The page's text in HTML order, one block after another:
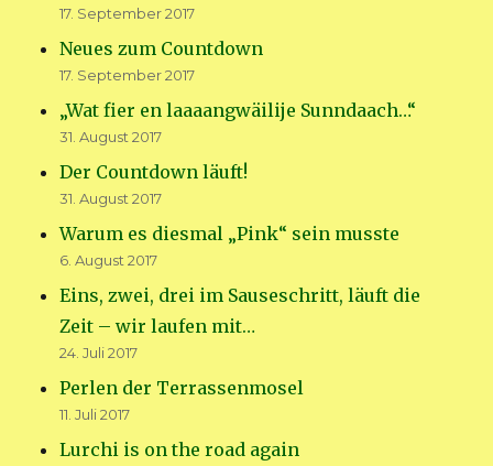
17. September 2017
Neues zum Countdown
17. September 2017
„Wat fier en laaaangwäilije Sunndaach…“
31. August 2017
Der Countdown läuft!
31. August 2017
Warum es diesmal „Pink“ sein musste
6. August 2017
Eins, zwei, drei im Sauseschritt, läuft die
Zeit – wir laufen mit…
24. Juli 2017
Perlen der Terrassenmosel
11. Juli 2017
Lurchi is on the road again